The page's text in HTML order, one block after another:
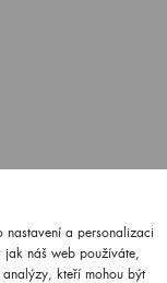
nastavení a personalizaci
jak náš web používáte,
kteří mohou být